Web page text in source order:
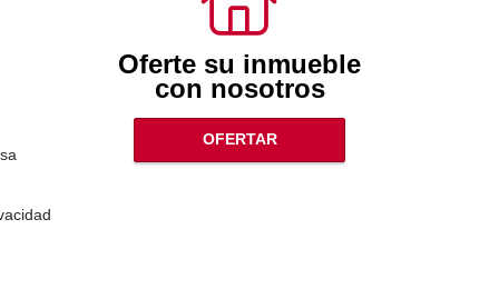
Oferte su inmueble
con nosotros
OFERTAR